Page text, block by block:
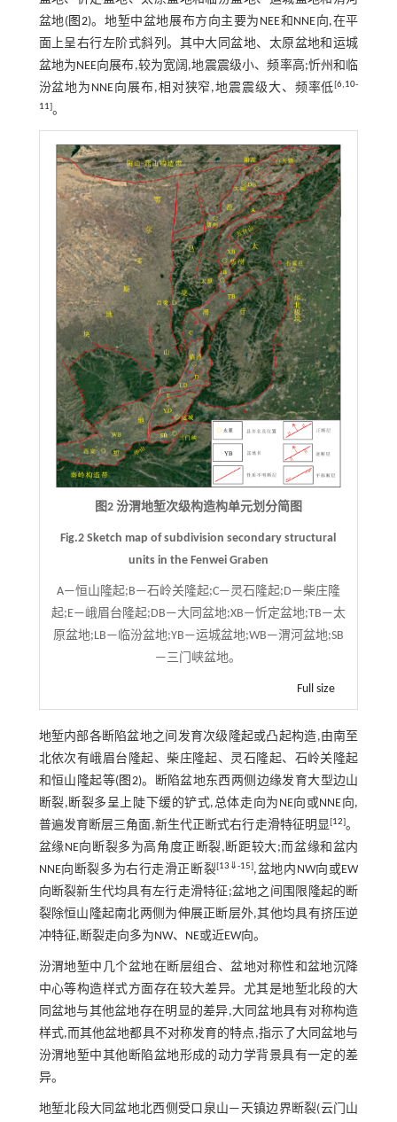
盆地( 图2)。地堑中盆地展布方向主要为NEE和NNE向,在平
面上呈右行左阶式斜列。其中大同盆地、太原盆地和运城
盆地为NEE向展布,较为宽阔,地震震级小、频率高;忻州和临
汾盆地为NNE向展布,相对狭窄,地震震级大、频率低[6,10-
11]。
图2 汾渭地堑次级构造构单元划分简图
Fig.2 Sketch map of subdivision secondary structural
units in the Fenwei Graben
A—恒山隆起;B—石岭关隆起;C—灵石隆起;D—柴庄隆
起;E—峨眉台隆起;DB—大同盆地;XB—忻定盆地;TB—太
原盆地;LB—临汾盆地;YB—运城盆地;WB—渭河盆地;SB
—三门峡盆地。
Full size
地堑内部各断陷盆地之间发育次级隆起或凸起构造,由南至
北依次有峨眉台隆起、柴庄隆起、灵石隆起、石岭关隆起
和恒山隆起等(图2)。断陷盆地东西两侧边缘发育大型边山
断裂,断裂多呈上陡下缓的铲式,总体走向为NE向或NNE向,
普遍发育断层三角面,新生代正断式右行走滑特征明显[12]。
盆缘NE向断裂多为高角度正断裂,断距较大;而盆缘和盆内
NNE向断裂多为右行走滑正断裂[13 ⇓-15],盆地内NW向或EW
向断裂新生代均具有左行走滑特征;盆地之间围限隆起的断
裂除恒山隆起南北两侧为伸展正断层外,其他均具有挤压逆
冲特征,断裂走向多为NW、NE或近EW向。
汾渭地堑中几个盆地在断层组合、盆地对称性和盆地沉降
中心等构造样式方面存在较大差异。尤其是地堑北段的大
同盆地与其他盆地存在明显的差异,大同盆地具有对称构造
样式,而其他盆地都具不对称发育的特点,指示了大同盆地与
汾渭地堑中其他断陷盆地形成的动力学背景具有一定的差
异。
地堑北段大同盆地北西侧受口泉山—天镇边界断裂(云门山